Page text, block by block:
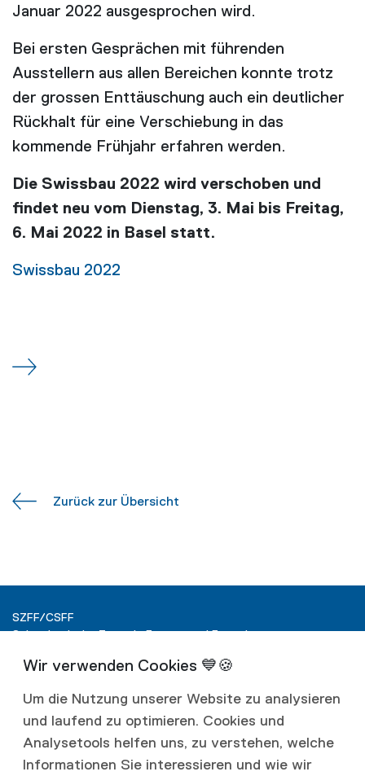
Januar 2022 ausgesprochen wird.
Bei ersten Gesprächen mit führenden
Ausstellern aus allen Bereichen konnte trotz
der grossen Enttäuschung auch ein deutlicher
Rückhalt für eine Verschiebung in das
kommende Frühjahr erfahren werden.
Die Swissbau 2022 wird verschoben und
findet neu vom Dienstag, 3. Mai bis Freitag,
6. Mai 2022 in Basel statt.
Swissbau 2022
Zurück zur Übersicht
SZFF/CSFF
Schweizerische Zentrale Fenster und Fassaden
Postfach
T +41 62 287 40 00
info@szff.ch
Um die Nutzung unserer Website zu analysieren
und laufend zu optimieren. Cookies und
Analysetools helfen uns, zu verstehen, welche
Informationen Sie interessieren und wie wir